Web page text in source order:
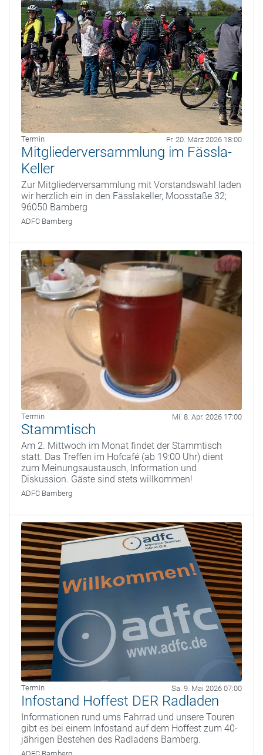
Termin Fr. 20. März 2026 18:00
Mitgliederversammlung im Fässla-
Keller
Zur Mitgliederversammlung mit Vorstandswahl laden
wir herzlich ein in den Fässlakeller, Moosstaße 32;
96050 Bamberg
ADFC Bamberg
Termin Mi. 8. Apr. 2026 17:00
Stammtisch
Am 2. Mittwoch im Monat findet der Stammtisch
statt. Das Treffen im Hofcafé (ab 19:00 Uhr) dient
zum Meinungsaustausch, Information und
Diskussion. Gäste sind stets willkommen!
ADFC Bamberg
Termin Sa. 9. Mai 2026 07:00
Infostand Hoffest DER Radladen
Informationen rund ums Fahrrad und unsere Touren
gibt es bei einem Infostand auf dem Hoffest zum 40-
jährigen Bestehen des Radladens Bamberg.